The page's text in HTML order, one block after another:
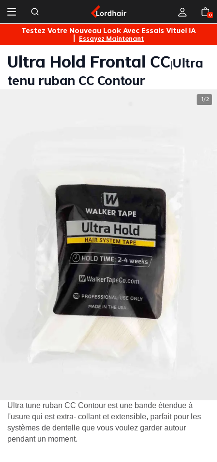
0
Testez Votre Nouveau Look Avec Essais Vituel IA
Essayez Maintenant
Ultra Hold Frontal CC Ultra
tenu ruban CC Contour
1/2
Ultra tune ruban CC Contour est une bande étendue à
l'usure qui est extra- collant et extensible, parfait pour les
systèmes de dentelle que vous voulez garder autour
pendant un moment.